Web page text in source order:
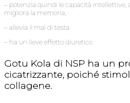
– potenzia quindi le capacità intellettive,
migliora la memoria,
– allevia il mal di testa
– ha un lieve effetto diuretico.
Gotu Kola di NSP ha un
cicatrizzante, poiché
collagene.